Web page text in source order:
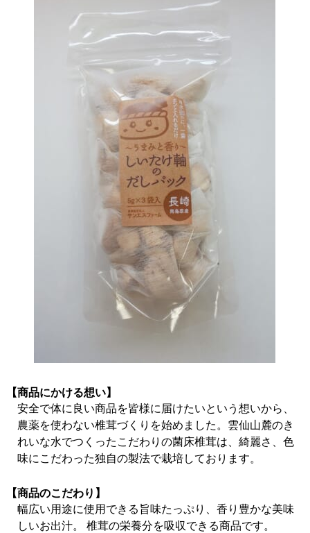
【商品にかける想い】
安全で体に良い商品を皆様に届けたいという想いから、
農薬を使わない椎茸づくりを始めました。雲仙山麓のき
れいな水でつくったこだわりの菌床椎茸は、綺麗さ、色
味にこだわった独自の製法で栽培しております。
【商品のこだわり】
幅広い用途に使用できる旨味たっぷり、香り豊かな美味
しいお出汁。 椎茸の栄養分を吸収できる商品です。